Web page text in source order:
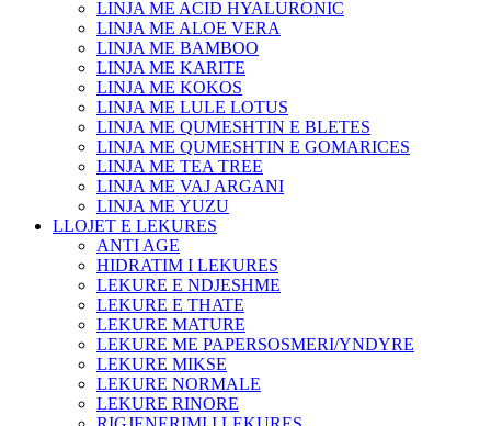
LINJA ME ACID HYALURONIC
LINJA ME ALOE VERA
LINJA ME BAMBOO
LINJA ME KARITE
LINJA ME KOKOS
LINJA ME LULE LOTUS
LINJA ME QUMESHTIN E BLETES
LINJA ME QUMESHTIN E GOMARICES
LINJA ME TEA TREE
LINJA ME VAJ ARGANI
LINJA ME YUZU
LLOJET E LEKURES
ANTI AGE
HIDRATIM I LEKURES
LEKURE E NDJESHME
LEKURE E THATE
LEKURE MATURE
LEKURE ME PAPERSOSMERI/YNDYRE
LEKURE MIKSE
LEKURE NORMALE
LEKURE RINORE